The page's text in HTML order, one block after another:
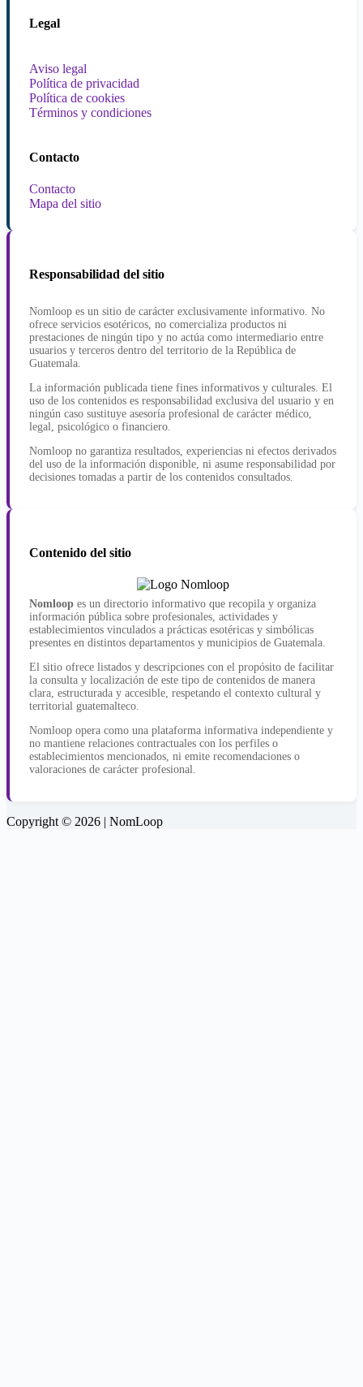
Legal
Aviso legal
Política de privacidad
Política de cookies
Términos y condiciones
Contacto
Contacto
Mapa del sitio
Responsabilidad del sitio
Nomloop es un sitio de carácter exclusivamente informativo. No
ofrece servicios esotéricos, no comercializa productos ni
prestaciones de ningún tipo y no actúa como intermediario entre
usuarios y terceros dentro del territorio de la República de
Guatemala.
La información publicada tiene fines informativos y culturales. El
uso de los contenidos es responsabilidad exclusiva del usuario y en
ningún caso sustituye asesoría profesional de carácter médico,
legal, psicológico o financiero.
Nomloop no garantiza resultados, experiencias ni efectos derivados
del uso de la información disponible, ni asume responsabilidad por
decisiones tomadas a partir de los contenidos consultados.
Contenido del sitio
Nomloop es un directorio informativo que recopila y organiza
información pública sobre profesionales, actividades y
establecimientos vinculados a prácticas esotéricas y simbólicas
presentes en distintos departamentos y municipios de Guatemala.
El sitio ofrece listados y descripciones con el propósito de facilitar
la consulta y localización de este tipo de contenidos de manera
clara, estructurada y accesible, respetando el contexto cultural y
territorial guatemalteco.
Nomloop opera como una plataforma informativa independiente y
no mantiene relaciones contractuales con los perfiles o
establecimientos mencionados, ni emite recomendaciones o
valoraciones de carácter profesional.
Copyright © 2026 | NomLoop